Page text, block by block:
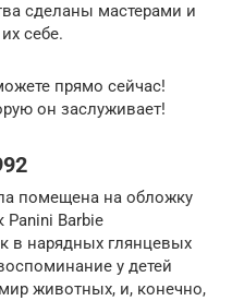
сделаны мастерами и
себе.
прямо сейчас!
он заслуживает!
помещена на обложку
Panini Barbie
в нарядных глянцевых
у детей
животных, и, конечно,